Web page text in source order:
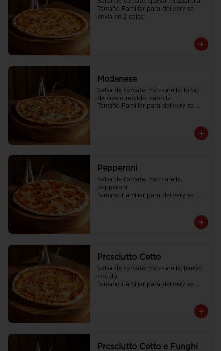
Tamaño Familiar para delivery se
envia en 2 cajas
Modenese
Salsa de tomate, mozzarella, lomo
de credo molido, cebolla
Tamaño Familiar para delivery se
Pepperoni
Salsa de tomate, mozzarella,
pepperoni
Tamaño Familiar para delivery se
Prosciutto Cotto
Salsa de tomate, mozzarella, jamón
cocido
Tamaño Familiar para delivery se
Prosciutto Cotto e Funghi